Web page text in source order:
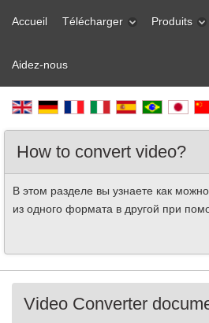
Accueil Télécharger Produits
Aidez-nous
How to convert video?
В этом разделе вы узнаете как
из одного формата в другой при
Video Converter